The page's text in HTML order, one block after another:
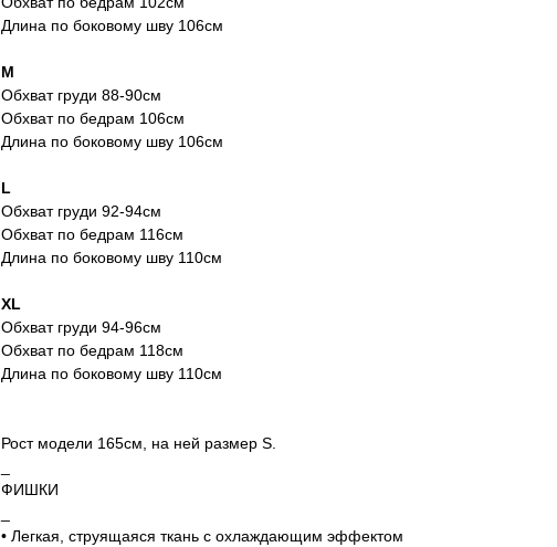
Длина по боковому шву 106см
M
Обхват груди 88-90см
Обхват по бедрам 106см
Длина по боковому шву 106см
L
Обхват груди 92-94см
Обхват по бедрам 116см
Длина по боковому шву 110см
XL
Обхват груди 94-96см
Обхват по бедрам 118см
Длина по боковому шву 110см
Рост модели 165см, на ней размер S.
ФИШКИ
• Легкая, струящаяся ткань с охлаждающим эффектом